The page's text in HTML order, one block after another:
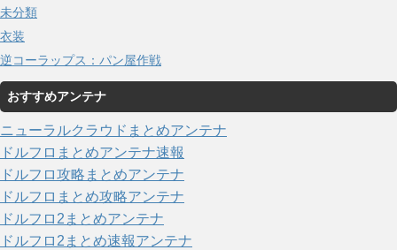
未分類
衣装
逆コーラップス：パン屋作戦
おすすめアンテナ
ニューラルクラウドまとめアンテナ
ドルフロまとめアンテナ速報
ドルフロ攻略まとめアンテナ
ドルフロまとめ攻略アンテナ
ドルフロ2まとめアンテナ
ドルフロ2まとめ速報アンテナ